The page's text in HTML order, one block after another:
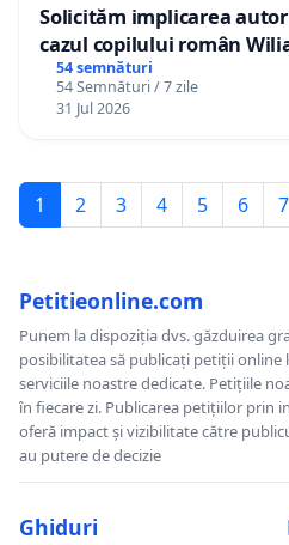
Solicităm implicarea
cazul copilului român
Gheorghe, aflat în
12 ani
54 semnături
54 Semnături / 7 zile
31 Jul 2026
1 2 3 4 5 6 7
Petitieonline.com
Punem la dispoziția dvs. găzduirea
posibilitatea să publicați petiții online
serviciile noastre dedicate. Petițiile
în fiecare zi. Publicarea petițiilor prin
oferă impact și vizibilitate către
au putere de decizie
Ghiduri